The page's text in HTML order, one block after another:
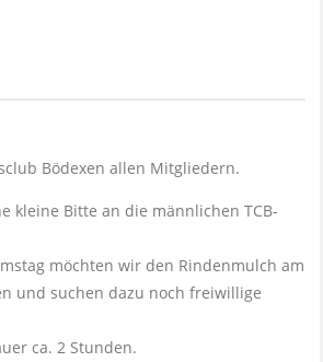
Bödexen allen Mitgliedern.
kleine Bitte an die männlichen TCB-
möchten wir den Rindenmulch am
und suchen dazu noch freiwillige
ca. 2 Stunden.